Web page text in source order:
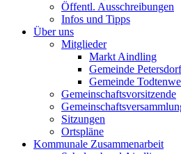
Öffentl. Ausschreibungen
Infos und Tipps
Über uns
Mitglieder
Markt Aindling
Gemeinde Petersdorf
Gemeinde
Gemeinschaftsvorsitzende
Sitzungen
Ortspläne
Kommunale Zusammenarbeit